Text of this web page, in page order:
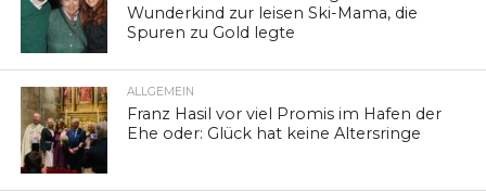
Wunderkind zur leisen Ski-Mama, die
Spuren zu Gold legte
ALLGEMEIN
Franz Hasil vor viel Promis im Hafen der
Ehe oder: Glück hat keine Altersringe